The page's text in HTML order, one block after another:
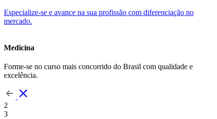
Especialize-se e avance na sua profissão com diferenciação no
mercado.
Medicina
Forme-se no curso mais concorrido do Brasil com qualidade e
excelência.
2
3